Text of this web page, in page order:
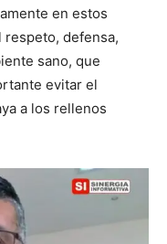
en estos
defensa,
sano, que
evitar el
a los rellenos